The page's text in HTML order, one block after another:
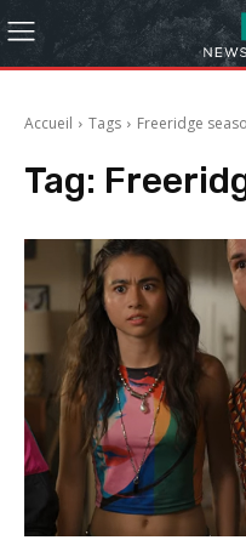
Accueil Tags Freeridge
Tag: